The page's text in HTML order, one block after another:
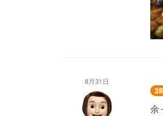
8月31日
3
余